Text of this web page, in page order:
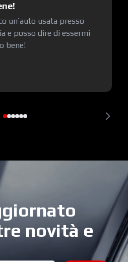
un’auto usata presso
e posso dire di essermi
bene!
novità e